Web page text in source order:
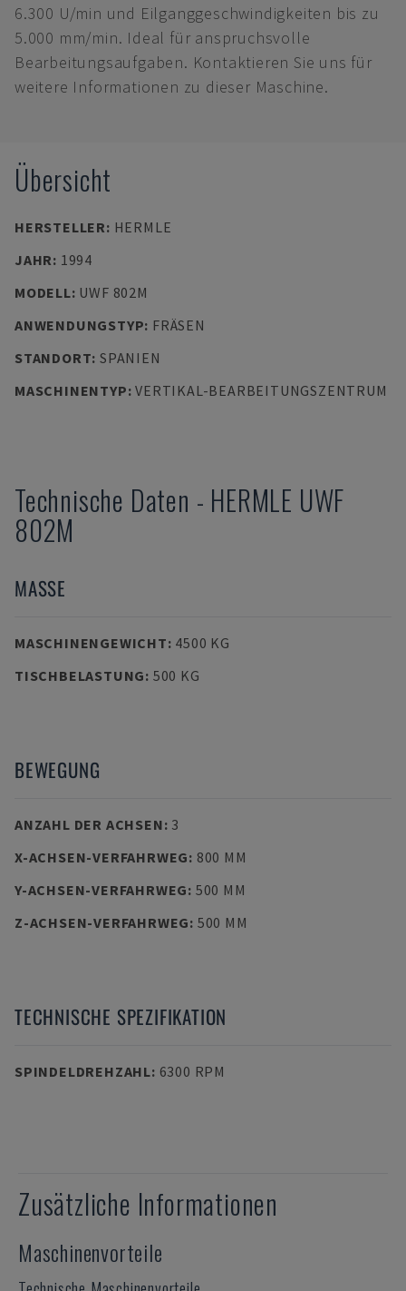
6.300 U/min und Eilganggeschwindigkeiten bis zu
5.000 mm/min. Ideal für anspruchsvolle
Bearbeitungsaufgaben. Kontaktieren Sie uns für
weitere Informationen zu dieser Maschine.
Übersicht
HERSTELLER: HERMLE
JAHR: 1994
MODELL: UWF 802M
ANWENDUNGSTYP: FRÄSEN
STANDORT: SPANIEN
MASCHINENTYP:VERTIKAL-BEARBEITUNGSZENTRUM
Technische Daten - HERMLE UWF
802M
MASSE
MASCHINENGEWICHT: 4500 KG
TISCHBELASTUNG: 500 KG
BEWEGUNG
ANZAHL DER ACHSEN: 3
X-ACHSEN-VERFAHRWEG: 800 MM
Y-ACHSEN-VERFAHRWEG: 500 MM
Z-ACHSEN-VERFAHRWEG: 500 MM
TECHNISCHE SPEZIFIKATION
SPINDELDREHZAHL: 6300 RPM
Zusätzliche Informationen
Maschinenvorteile